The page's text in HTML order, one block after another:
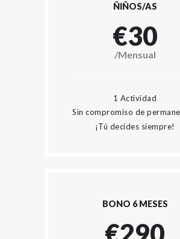
ÑIÑOS/AS
€30
/Mensual
1 Actividad
Sin compromiso de
¡Tú decides siempre!
BONO 6 MESES